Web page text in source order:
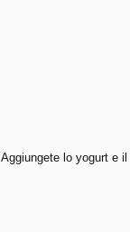
Aggiungete lo yogurt e